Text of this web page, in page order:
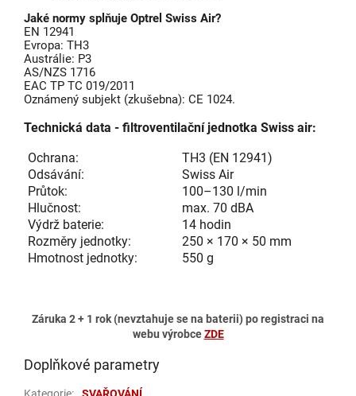
Jaké normy splňuje Optrel Swiss Air?
EN 12941
Evropa: TH3
Austrálie: P3
AS/NZS 1716
EAC TP TC 019/2011
Oznámený subjekt (zkušebna): CE 1024.
Technická data - filtroventilační jednotka Swiss air:
Ochrana:
TH3 (EN 12941)
Odsávání:
Swiss Air
Průtok:
100–130 l/min
Hlučnost:
max. 70 dBA
Výdrž baterie:
14 hodin
Rozměry jednotky:
250 × 170 × 50 mm
Hmotnost jednotky:
550 g
Záruka 2 + 1 rok (nevztahuje se na baterii) po registraci na
webu výrobceZDE
Doplňkové parametry
Kategorie:
SVAŘOVÁNÍ